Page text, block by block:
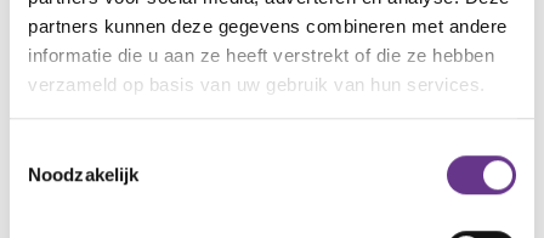
partners kunnen deze gegevens combineren met andere
informatie die u aan ze heeft verstrekt of die ze hebben
verzameld op basis van uw gebruik van hun services.
Noodzakelijk
werd door de beperking van haar oudere broer,
heeft ze zich verdiept in de problemen van brusjes.